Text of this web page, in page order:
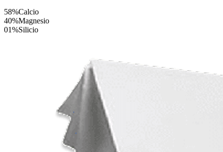
58%Calcio
40%Magnesio
01%Silicio